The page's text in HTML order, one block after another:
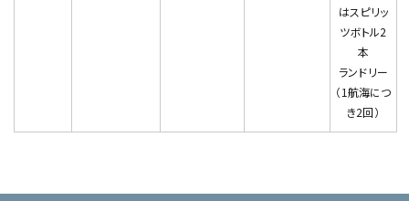
はスピリッ
ツボトル2
本
ランドリー
（1航海につ
き2回）